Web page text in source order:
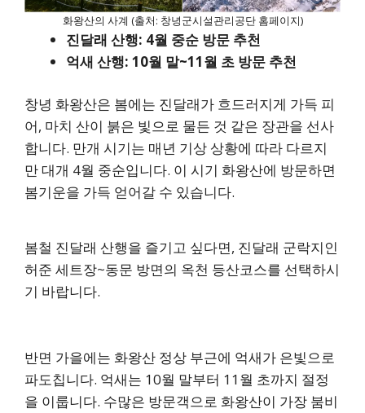
화왕산의 사계 (출처: 창녕군시설관리공단 홈페이지)
진달래 산행: 4월 중순 방문 추천
억새 산행: 10월 말~11월 초 방문 추천
창녕 화왕산은 봄에는 진달래가 흐드러지게 가득 피
어, 마치 산이 붉은 빛으로 물든 것 같은 장관을 선사
합니다. 만개 시기는 매년 기상 상황에 따라 다르지
만 대개 4월 중순입니다. 이 시기 화왕산에 방문하면
봄기운을 가득 얻어갈 수 있습니다.
봄철 진달래 산행을 즐기고 싶다면, 진달래 군락지인
허준 세트장~동문 방면의 옥천 등산코스를 선택하시
기 바랍니다.
반면 가을에는 화왕산 정상 부근에 억새가 은빛으로
파도칩니다. 억새는 10월 말부터 11월 초까지 절정
을 이룹니다. 수많은 방문객으로 화왕산이 가장 붐비